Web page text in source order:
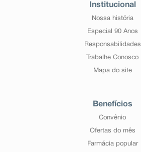
Institucional
Nossa história
Especial 90 Anos
Responsabilidades
Trabalhe Conosco
Mapa do site
Benefícios
Convênio
Ofertas do mês
Farmácia popular